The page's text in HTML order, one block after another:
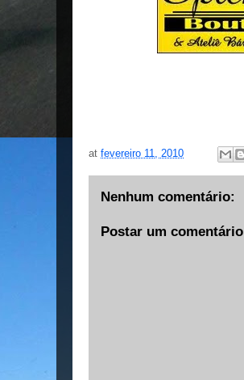
at fevereiro 11, 2010
Nenhum comentário:
Postar um comentário